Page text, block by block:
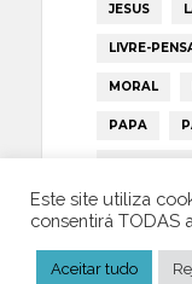
JESUS
LIVRE-
MORAL
PAPA
PORTUGAL
TRUMP
Este site utiliza
consentirá TODAS
Aceitar tudo